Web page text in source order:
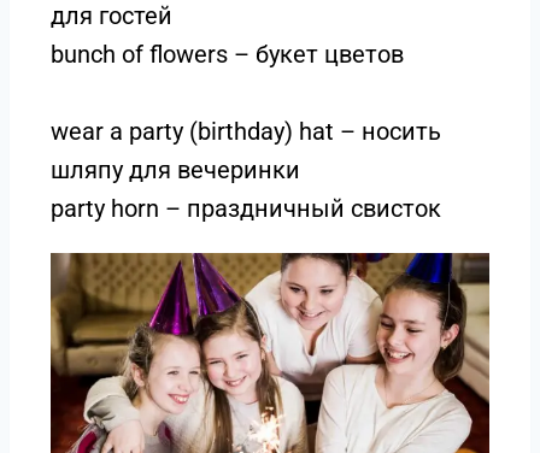
для гостей
bunch of flowers – букет цветов
wear a party (birthday) hat – носить
шляпу для вечеринки
party horn – праздничный свисток